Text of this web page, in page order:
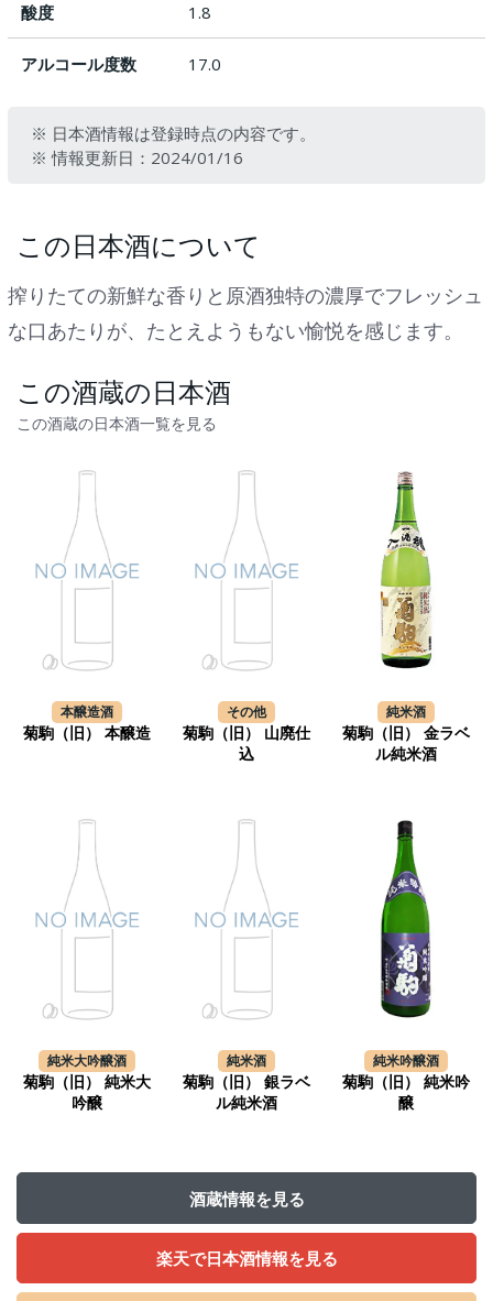
酸度 1.8
アルコール度数 17.0
※ 日本酒情報は登録時点の内容です。
※ 情報更新日：2024/01/16
この日本酒について
搾りたての新鮮な香りと原酒独特の濃厚でフレッシュ
な口あたりが、たとえようもない愉悦を感じます。
この酒蔵の日本酒
この酒蔵の日本酒一覧を見る
本醸造酒
菊駒（旧） 本醸造
その他
菊駒（旧） 山廃仕
込
純米酒
菊駒（旧） 金ラベ
ル純米酒
純米大吟醸酒
菊駒（旧） 純米大
吟醸
純米酒
菊駒（旧） 銀ラベ
ル純米酒
純米吟醸酒
菊駒（旧） 純米吟
醸
酒蔵情報を見る
楽天で日本酒情報を見る